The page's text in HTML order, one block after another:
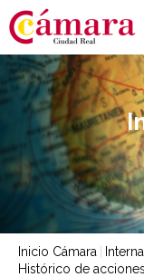
Inicio Cámara
Histórico de acciones